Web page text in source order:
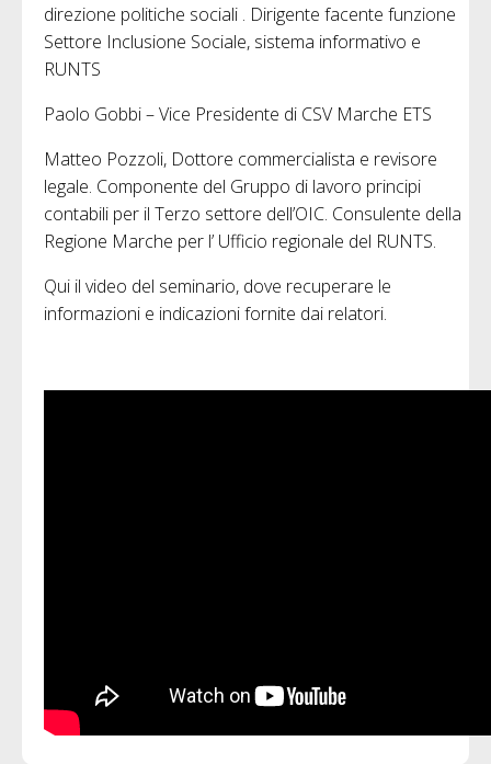
direzione politiche sociali . Dirigente facente funzione
Settore Inclusione Sociale, sistema informativo e
RUNTS
Paolo Gobbi – Vice Presidente di CSV Marche ETS
Matteo Pozzoli, Dottore commercialista e revisore
legale. Componente del Gruppo di lavoro principi
contabili per il Terzo settore dell’OIC. Consulente della
Regione Marche per l’ Ufficio regionale del RUNTS.
Qui il video del seminario, dove recuperare le
informazioni e indicazioni fornite dai relatori.